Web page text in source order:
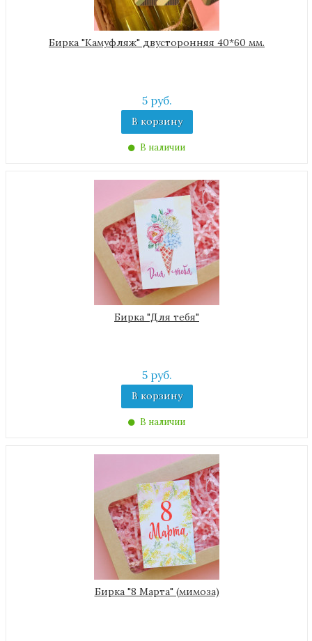
Бирка "Камуфляж" двусторонняя 40*60 мм.
5 руб.
В корзину
В наличии
Бирка "Для тебя"
5 руб.
В корзину
В наличии
Бирка "8 Марта" (мимоза)